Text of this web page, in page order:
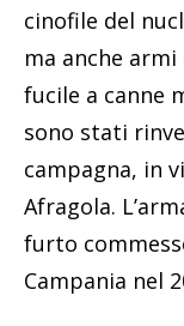
cinofile del
ma anche
fucile a canne
sono stati
campagna, in
Afragola.
furto
Campania nel